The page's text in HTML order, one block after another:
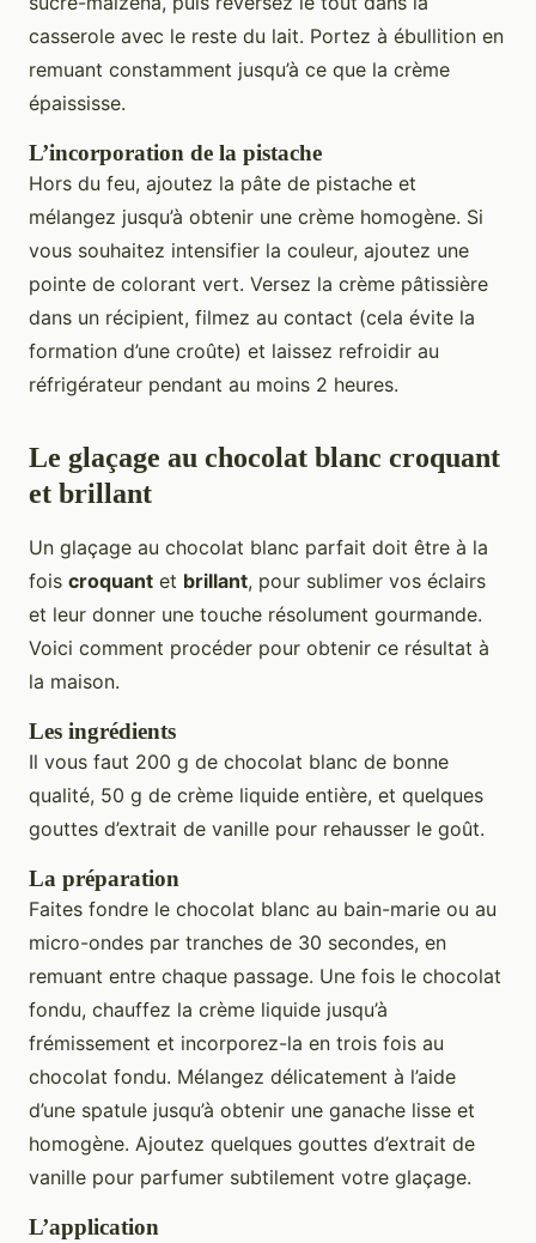
casserole avec le reste du lait. Portez à ébullition en
remuant constamment jusqu’à ce que la crème
épaississe.
L’incorporation de la pistache
Hors du feu, ajoutez la pâte de pistache et
mélangez jusqu’à obtenir une crème homogène. Si
vous souhaitez intensifier la couleur, ajoutez une
pointe de colorant vert. Versez la crème pâtissière
dans un récipient, filmez au contact (cela évite la
formation d’une croûte) et laissez refroidir au
réfrigérateur pendant au moins 2 heures.
Le glaçage au chocolat blanc croquant
et brillant
Un glaçage au chocolat blanc parfait doit être à la
fois croquant et brillant, pour sublimer vos éclairs
et leur donner une touche résolument gourmande.
Voici comment procéder pour obtenir ce résultat à
la maison.
Les ingrédients
Il vous faut 200 g de chocolat blanc de bonne
qualité, 50 g de crème liquide entière, et quelques
gouttes d’extrait de vanille pour rehausser le goût.
La préparation
Faites fondre le chocolat blanc au bain-marie ou au
micro-ondes par tranches de 30 secondes, en
remuant entre chaque passage. Une fois le chocolat
fondu, chauffez la crème liquide jusqu’à
frémissement et incorporez-la en trois fois au
chocolat fondu. Mélangez délicatement à l’aide
d’une spatule jusqu’à obtenir une ganache lisse et
homogène. Ajoutez quelques gouttes d’extrait de
vanille pour parfumer subtilement votre glaçage.
L’application